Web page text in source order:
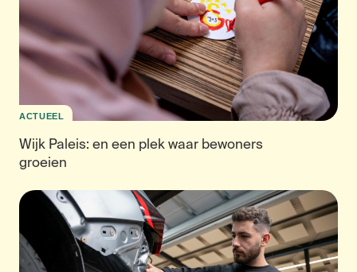
ACTUEEL
Wijk Paleis: en een plek waar bewoners
groeien